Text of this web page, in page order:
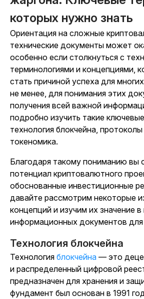
которых нужно знать
Ориентация на сложные
технические документы может
особенно если столкнуться с
терминологиями и концепциями,
стать причиной успеха для
не менее, для понимания этих
получения всей важной
подробно изучить такие
технология блокчейна,
токеномика.
Благодаря такому пониманию вы
потенциал криптовалютного
обоснованные инвестиционные
давайте рассмотрим некоторые
концепций и изучим их значение
информационных документов
Технология блокчейна
Технология блокчейна — это
и распределенный цифровой
предназначен для хранения и
фундамент был основан в 1991